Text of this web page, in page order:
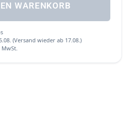
WARENKORB
(Versand wieder ab 17.08.)